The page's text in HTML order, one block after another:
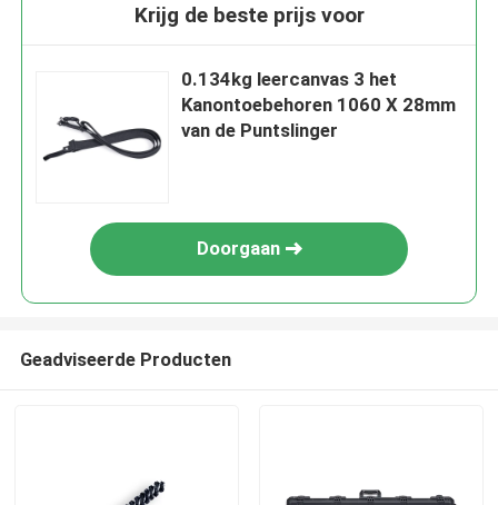
Krijg de beste prijs voor
0.134kg leercanvas 3 het
Kanontoebehoren 1060 X 28mm
van de Puntslinger
Doorgaan
Geadviseerde Producten